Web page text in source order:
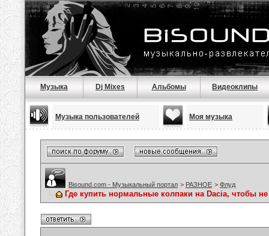
Музыка Dj Mixes Альбомы Видеоклипы
Музыка пользователей Моя музыка
Bisound.com - Музыкальный портал > РАЗНОЕ > Флуд
Где купить нормальные колпаки на Dacia, чтобы